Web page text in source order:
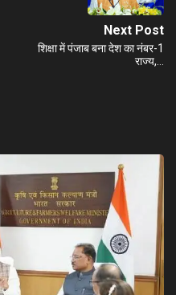
Next Post
शिक्षा में पंजाब बना देश का नंबर-1
राज्य,…